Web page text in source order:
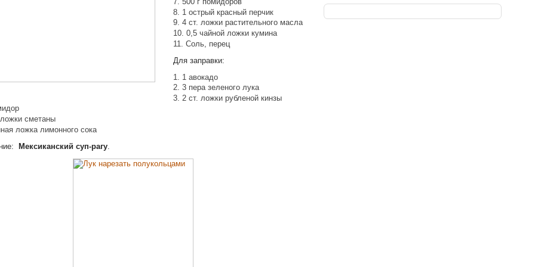
1 острый красный перчик
4 ст. ложки растительного масла
0,5 чайной ложки кумина
Соль, перец
Для заправки:
1 авокадо
3 пера зеленого лука
2 ст. ложки рубленой кинзы
сметаны
ложка лимонного сока
Мексиканский суп-рагу